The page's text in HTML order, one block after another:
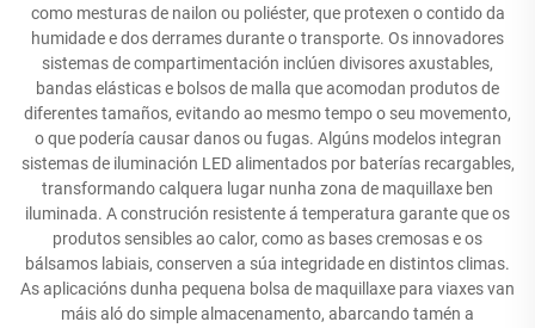
como mesturas de nailon ou poliéster, que protexen o contido da
humidade e dos derrames durante o transporte. Os innovadores
sistemas de compartimentación inclúen divisores axustables,
bandas elásticas e bolsos de malla que acomodan produtos de
diferentes tamaños, evitando ao mesmo tempo o seu movemento,
o que podería causar danos ou fugas. Algúns modelos integran
sistemas de iluminación LED alimentados por baterías recargables,
transformando calquera lugar nunha zona de maquillaxe ben
iluminada. A construción resistente á temperatura garante que os
produtos sensibles ao calor, como as bases cremosas e os
bálsamos labiais, conserven a súa integridade en distintos climas.
As aplicacións dunha pequena bolsa de maquillaxe para viaxes van
máis aló do simple almacenamento, abarcando tamén a